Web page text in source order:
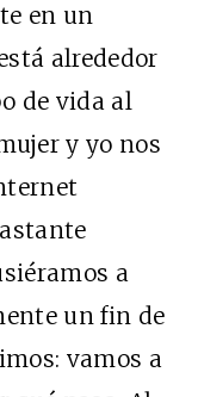
en un
alrededor
de vida al
y yo nos
a
un fin de
vamos a